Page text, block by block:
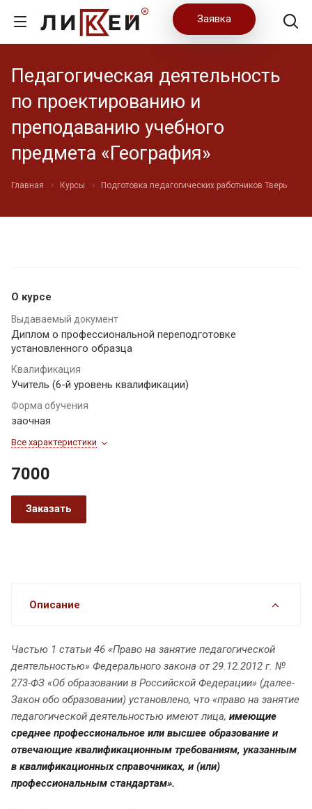
Заявка
Педагогическая деятельность
по проектированию и
преподаванию учебного
предмета «География»
Главная Курсы Подготовка педагогических работников Тверь
О курсе
Выдаваемый документ
Диплом о профессиональной переподготовке
установленного образца
Квалификация
Учитель (6-й уровень квалификации)
Форма обучения
заочная
Все характеристики
7000
Заказать
Описание
Частью 1 статьи 46 «Право на занятие педагогической
деятельностью» Федерального закона от 29.12.2012 г. №
273-ФЗ «Об образовании в Российской Федерации» (далее-
Закон обо образовании) установлено, что «право на занятие
педагогической деятельностью имеют лица, имеющие
среднее профессиональное или высшее образование и
отвечающие квалификационным требованиям, указанным
в квалификационных справочниках, и (или)
профессиональным стандартам».